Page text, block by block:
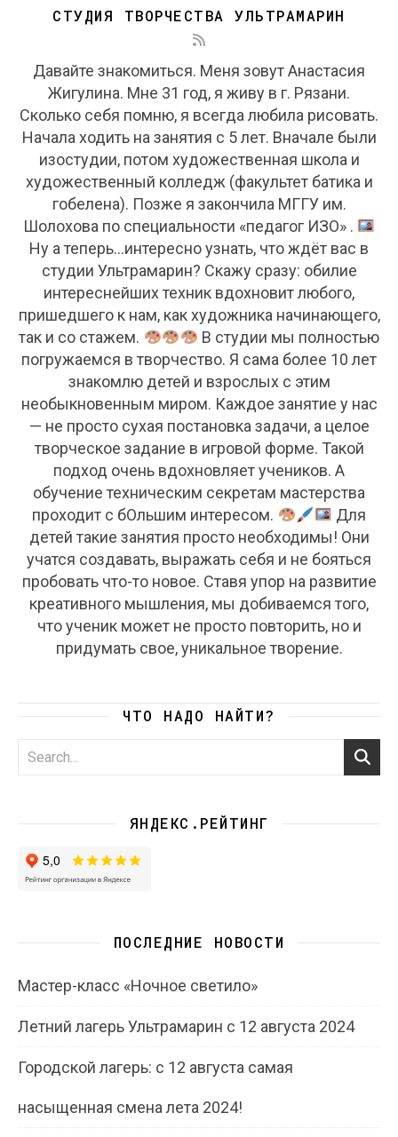
СТУДИЯ ТВОРЧЕСТВА УЛЬТРАМАРИН
Давайте знакомиться. Меня зовут Анастасия
Жигулина. Мне 31 год, я живу в г. Рязани.
Сколько себя помню, я всегда любила рисовать.
Начала ходить на занятия с 5 лет. Вначале были
изостудии, потом художественная школа и
художественный колледж (факультет батика и
гобелена). Позже я закончила МГГУ им.
Шолохова по специальности «педагог ИЗО» .
Ну а теперь...интересно узнать, что ждёт вас в
студии Ультрамарин? Скажу сразу: обилие
интереснейших техник вдохновит любого,
пришедшего к нам, как художника начинающего,
так и со стажем.
В студии мы полностью
погружаемся в творчество. Я сама более 10 лет
знакомлю детей и взрослых с этим
необыкновенным миром. Каждое занятие у нас
— не просто сухая постановка задачи, а целое
творческое задание в игровой форме. Такой
подход очень вдохновляет учеников. А
обучение техническим секретам мастерства
проходит с бОльшим интересом.
Для
детей такие занятия просто необходимы! Они
учатся создавать, выражать себя и не бояться
пробовать что-то новое. Ставя упор на развитие
креативного мышления, мы добиваемся того,
что ученик может не просто повторить, но и
придумать свое, уникальное творение.
ЧТО НАДО НАЙТИ?
ЯНДЕКС.РЕЙТИНГ
ПОСЛЕДНИЕ НОВОСТИ
Мастер-класс «Ночное светило»
Летний лагерь Ультрамарин с 12 августа 2024
Городской лагерь: с 12 августа самая
насыщенная смена лета 2024!